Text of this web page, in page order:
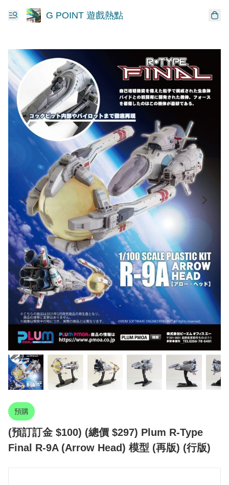
G POINT 遊戲熱點
預購
(預訂訂金 $100) (總價 $297) Plum R-Type
Final R-9A (Arrow Head) 模型 (再版) (行版)